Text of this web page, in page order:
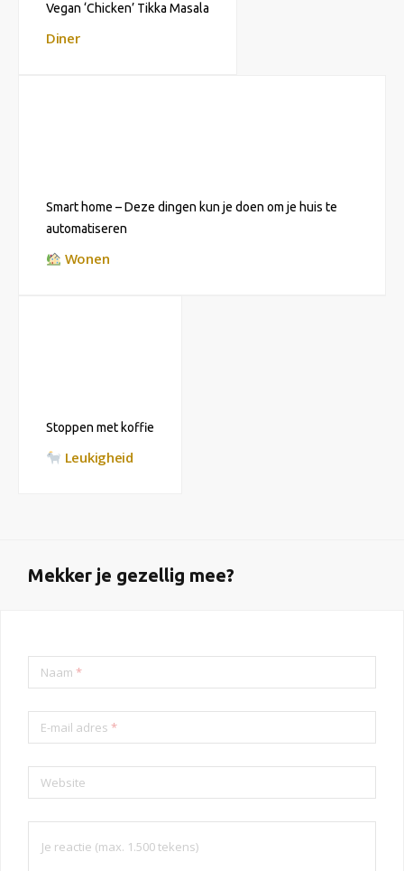
Vegan ‘Chicken’ Tikka Masala
Diner
Smart home – Deze dingen kun je doen om je huis te
automatiseren
Wonen
Stoppen met koffie
Leukigheid
Mekker je gezellig mee?
Naam *
E-mail adres *
Website